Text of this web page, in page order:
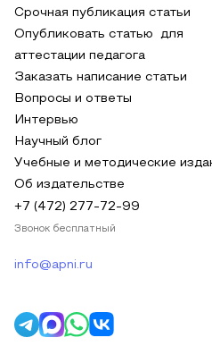
Срочная публикация статьи
Опубликовать статью для
аттестации педагога
Заказать написание статьи
Вопросы и ответы
Интервью
Научный блог
Учебные и методические
Об издательстве
+7 (472) 277-72-99
Звонок бесплатный
info@apni.ru